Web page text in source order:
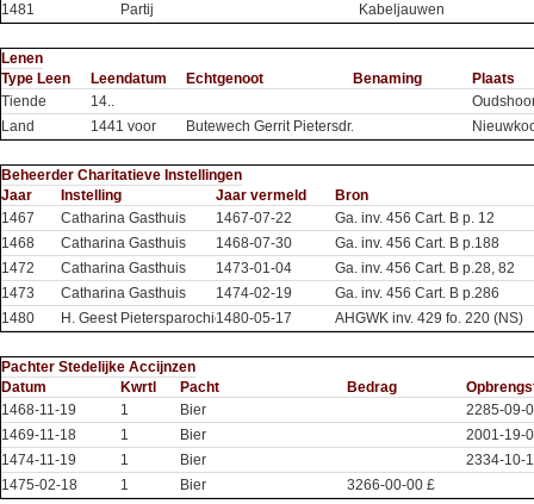
1481
Partij Kabeljauwen
Lenen
Type Leen
Leendatum Echtgenoot Benaming
Plaats
Tiende
14..
Land
1441 voor Butewech Gerrit Pietersdr.
Beheerder Charitatieve Instellingen
Jaar
Instelling Jaar vermeld
Bron
1467
Catharina Gasthuis 1467-07-22
Ga. inv. 456 Cart. B p. 12
1468
Catharina Gasthuis 1468-07-30
Ga. inv. 456 Cart. B p.188
1472
Catharina Gasthuis 1473-01-04
Ga. inv. 456 Cart. B p.28, 82
1473
Catharina Gasthuis 1474-02-19
Ga. inv. 456 Cart. B p.286
1480
H. Geest Pietersparochie1480-05-17 AHGWK inv. 429 fo. 220 (NS)
Pachter Stedelijke Accijnzen
Datum
Kwrtl Pacht Bedrag
1468-11-19
1 Bier
2285-09-
1469-11-18
1 Bier
2001-19-
1474-11-19
1 Bier
2334-10-
1475-02-18
1 Bier 3266-00-00 £